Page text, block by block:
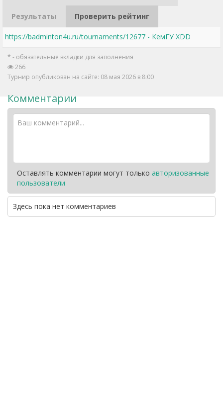
Результаты Проверить рейтинг
https://badminton4u.ru/tournaments/12677 - КемГУ XDD
* - обязательные вкладки для заполнения
266
Турнир опубликован на сайте: 08 мая 2026 в 8:00
Комментарии
Оставлять комментарии могут только авторизованные
пользователи
Здесь пока нет комментариев